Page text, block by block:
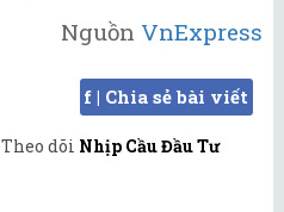
Nguồn VnExpress
f | Chia sẻ bài viết
Theo dõi Nhịp Cầu Đầu Tư